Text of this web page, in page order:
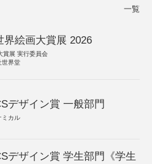
一覧
界絵画大賞展 2026
賞展 実行委員会
世界堂
デザイン賞 一般部門
ミカル
デザイン賞 学生部門《学生